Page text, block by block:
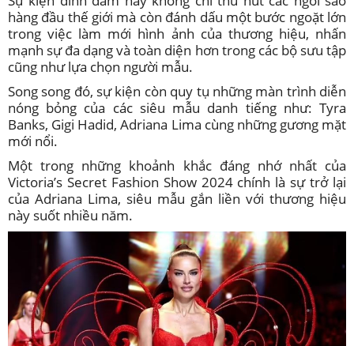
hàng đầu thế giới mà còn đánh dấu một bước ngoặt lớn
trong việc làm mới hình ảnh của thương hiệu, nhấn
mạnh sự đa dạng và toàn diện hơn trong các bộ sưu tập
cũng như lựa chọn người mẫu.
Song song đó, sự kiện còn quy tụ những màn trình diễn
nóng bỏng của các siêu mẫu danh tiếng như: Tyra
Banks, Gigi Hadid, Adriana Lima cùng những gương mặt
mới nổi.
Một trong những khoảnh khắc đáng nhớ nhất của
Victoria’s Secret Fashion Show 2024 chính là sự trở lại
của Adriana Lima, siêu mẫu gắn liền với thương hiệu
này suốt nhiều năm.